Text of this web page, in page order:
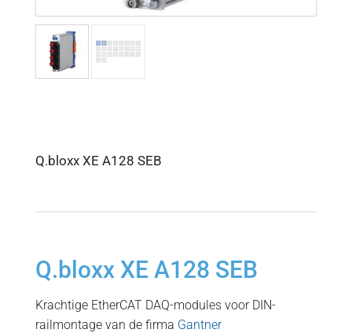
Q.bloxx XE A128 SEB
Q.bloxx XE A128 SEB
Krachtige EtherCAT DAQ-modules voor DIN-
railmontage van de firma Gantner